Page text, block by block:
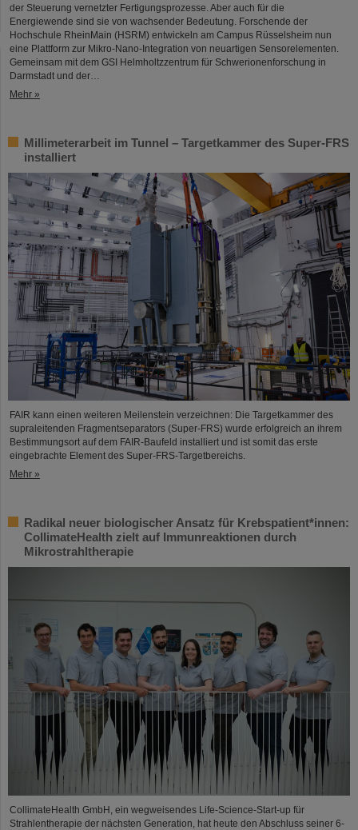
der Steuerung vernetzter Fertigungsprozesse. Aber auch für die
Energiewende sind sie von wachsender Bedeutung. Forschende der
Hochschule RheinMain (HSRM) entwickeln am Campus Rüsselsheim nun
eine Plattform zur Mikro-Nano-Integration von neuartigen Sensorelementen.
Gemeinsam mit dem GSI Helmholtzzentrum für Schwerionenforschung in
Darmstadt und der…
Mehr »
Millimeterarbeit im Tunnel – Targetkammer des Super-FRS
installiert
FAIR kann einen weiteren Meilenstein verzeichnen: Die Targetkammer des
supraleitenden Fragmentseparators (Super-FRS) wurde erfolgreich an ihrem
Bestimmungsort auf dem FAIR-Baufeld installiert und ist somit das erste
eingebrachte Element des Super-FRS-Targetbereichs.
Mehr »
Radikal neuer biologischer Ansatz für Krebspatient*innen:
CollimateHealth zielt auf Immunreaktionen durch
Mikrostrahltherapie
CollimateHealth GmbH, ein wegweisendes Life-Science-Start-up für
Strahlentherapie der nächsten Generation, hat heute den Abschluss seiner 6-